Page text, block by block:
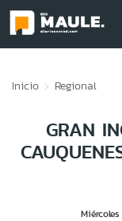
Inicio Regional
GRAN